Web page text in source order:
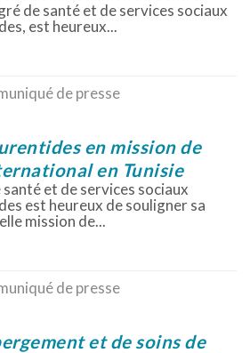
de santé et de services sociaux
est heureux...
de presse
en mission de
en Tunisie
et de services sociaux
est heureux de souligner sa
mission de...
de presse
et de soins de